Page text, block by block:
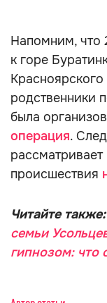
Напомним, что
к горе
родственники
была
операция.
происшествия
Читайте также:
семьи
гипнозом: что